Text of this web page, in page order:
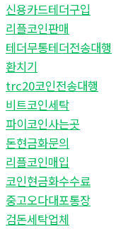
신용카드테더구입
리플코인판매
테더무통테더전송대행
환치기
trc20코인전송대행
비트코인세탁
파이코인사는곳
돈현금화문의
리플코인매입
코인현금화수수료
중고오다대포통장
검돈세탁업체